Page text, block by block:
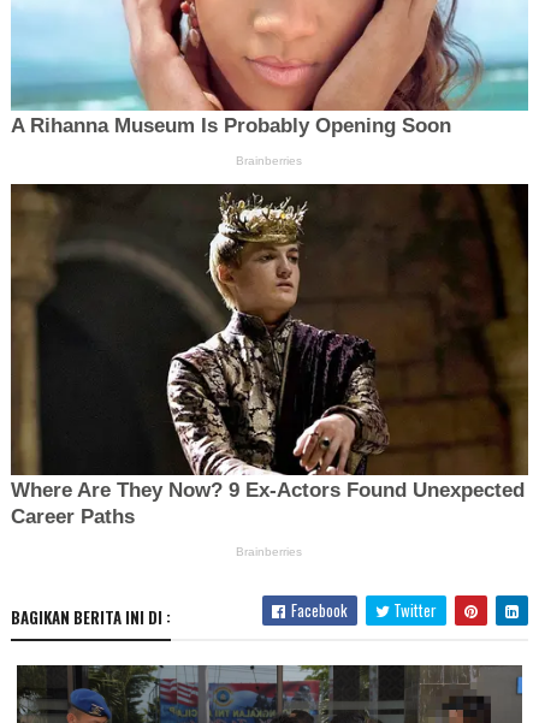
BAGIKAN BERITA INI DI : Facebook Twitter